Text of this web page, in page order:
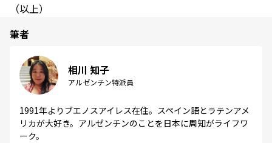
（以上）
筆者
相川 知子
アルゼンチン特派員
1991年よりブエノスアイレス在住。スペイン語とラテンアメ
リカが大好き。アルゼンチンのことを日本に周知がライフワ
ーク。